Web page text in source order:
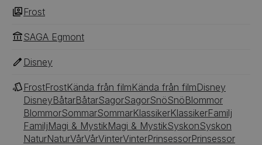
Frost
SAGA Egmont
Disney
FrostFrostKända från filmKända från filmDisney
DisneyBåtarBåtarSagorSagorSnöSnöBlommor
BlommorSommarSommarKlassikerKlassikerFamilj
FamiljMagi & MystikMagi & MystikSyskonSyskon
NaturNaturVårVårVinterVinterPrinsessorPrinsessor